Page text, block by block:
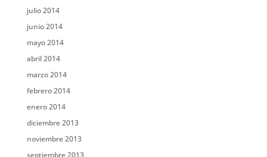
julio 2014
junio 2014
mayo 2014
abril 2014
marzo 2014
febrero 2014
enero 2014
diciembre 2013
noviembre 2013
septiembre 2013